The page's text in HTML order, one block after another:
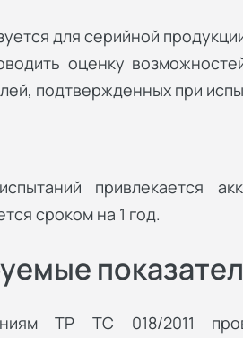
для серийной
оценку
подтвержденных при
привлекается
сроком на 1 год.
ТР ТС 018/2011